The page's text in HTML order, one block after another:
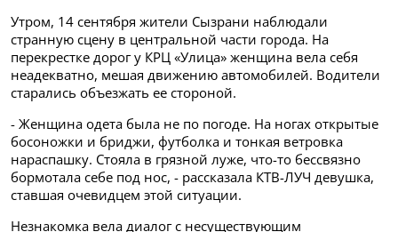
Утром, 14 сентября жители Сызрани наблюдали
странную сцену в центральной части города. На
перекрестке дорог у КРЦ «Улица» женщина вела себя
неадекватно, мешая движению автомобилей. Водители
старались объезжать ее стороной.
- Женщина одета была не по погоде. На ногах открытые
босоножки и бриджи, футболка и тонкая ветровка
нараспашку. Стояла в грязной луже, что-то бессвязно
бормотала себе под нос, - рассказала КТВ-ЛУЧ девушка,
ставшая очевидцем этой ситуации.
Незнакомка вела диалог с несуществующим